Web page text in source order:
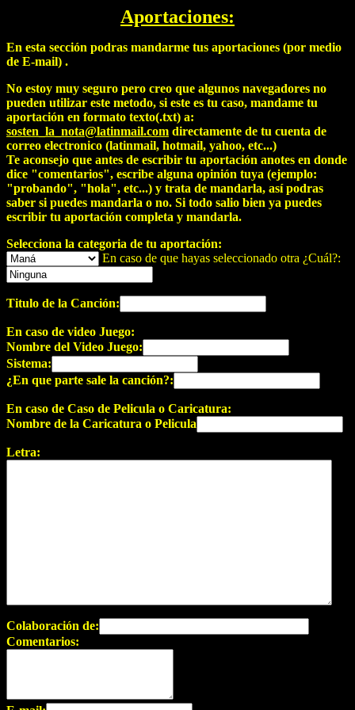
Aportaciones:
En esta sección podras mandarme tus aportaciones (por medio
de E-mail) .
No estoy muy seguro pero creo que algunos navegadores no
pueden utilizar este metodo, si este es tu caso, mandame tu
aportación en formato texto(.txt) a:
sosten_la_nota@latinmail.com directamente de tu cuenta de
correo electronico (latinmail, hotmail, yahoo, etc...)
Te aconsejo que antes de escribir tu aportación anotes en donde
dice "comentarios", escribe alguna opinión tuya (ejemplo:
"probando", "hola", etc...) y trata de mandarla, así podras
saber si puedes mandarla o no. Si todo salio bien ya puedes
escribir tu aportación completa y mandarla.
Selecciona la categoria de tu aportación:
En caso de que hayas seleccionado otra ¿Cuál?:
Titulo de la Canción:
En caso de video Juego:
Nombre del Video Juego:
Sistema:
¿En que parte sale la canción?:
En caso de Caso de Pelicula o Caricatura:
Nombre de la Caricatura o Pelicula
Letra:
Colaboración de:
Comentarios: